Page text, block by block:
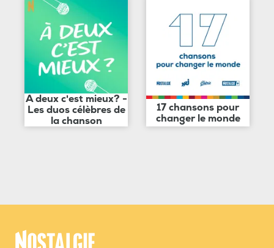
A deux c'est mieux? -
Les duos célèbres de
la chanson
17 chansons pour
changer le monde